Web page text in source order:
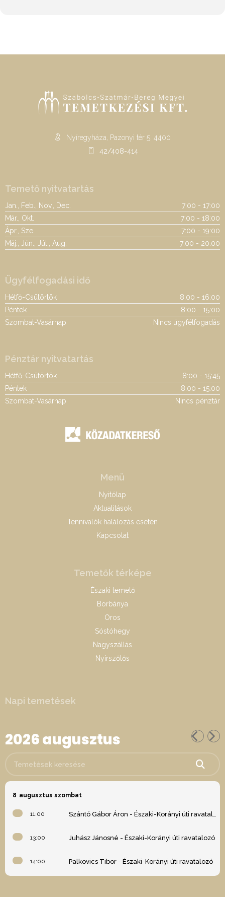
Nyíregyháza, Pazonyi tér 5. 4400
42/408-414
Temető nyitvatartás
Jan., Feb., Nov., Dec.
7:00 - 17:00
Már., Okt.
7:00 - 18:00
Ápr., Sze.
7:00 - 19:00
Máj., Jún., Júl., Aug.
7:00 - 20:00
Ügyfélfogadási idő
Hétfő-Csütörtök
8:00 - 16:00
Péntek
8:00 - 15:00
Szombat-Vasárnap
Nincs ügyfélfogadás
Pénztár nyitvatartás
Hétfő-Csütörtök
8:00 - 15:45
Péntek
8:00 - 15:00
Szombat-Vasárnap
Nincs pénztár
Menü
Nyitólap
Aktualitások
Tennivalók halálozás esetén
Kapcsolat
Temetők térképe
Északi temető
Borbánya
Oros
Sóstóhegy
Nagyszállás
Nyírszőlős
Napi temetések
2026 augusztus
8 augusztus szombat
11:00 Szántó Gábor Áron - Északi-Korányi úti ravatalozó
13:00 Juhász Jánosné - Északi-Korányi úti ravatalozó
14:00 Palkovics Tibor - Északi-Korányi úti ravatalozó